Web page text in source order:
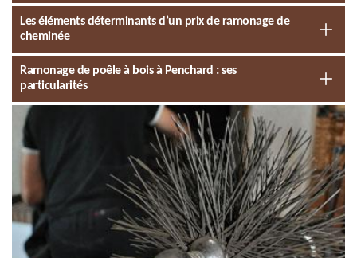
Les éléments déterminants d’un prix de ramonage de
cheminée
Ramonage de poêle à bois à Penchard : ses
particularités